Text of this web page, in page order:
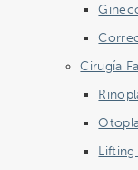
Cirugía
Lifting